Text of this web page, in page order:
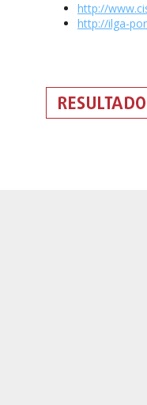
http://
http://ilga-